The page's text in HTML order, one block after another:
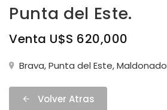
Punta del Este.
Venta U$S 620,000
Brava, Punta del Este, Maldonado
Volver Atras